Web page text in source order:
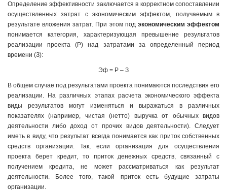
Определение эффективности заключается в корректном сопоставлении
осуществленных затрат с экономическим эффектом, получаемым в
результате вложения затрат. При этом под экономическим эффектом
понимается категория, характеризующая превышение результатов
реализации проекта (Р) над затратами за определенный период
времени (З):
Эф = Р – З
В общем случае под результатами проекта понимаются последствия его
реализации. На различных этапах расчета экономического эффекта
виды результатов могут изменяться и выражаться в различных
показателях (например, чистая (нетто) выручка от обычных видов
деятельности либо доход от прочих видов деятельности). Следует
иметь в виду, что результат всегда понимается как приток собственных
средств организации. Так, если организация для осуществления
проекта берет кредит, то приток денежных средств, связанный с
получением кредита, не может рассматриваться как результат
деятельности. Более того, такой приток есть будущие затраты
организации.